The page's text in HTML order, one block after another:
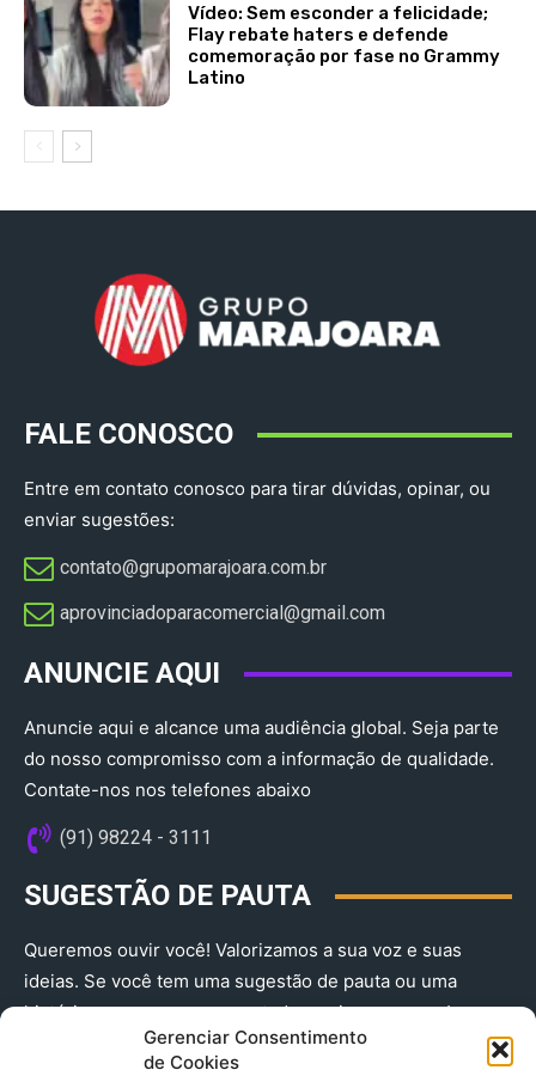
Gerenciar Consentimento
de Cookies
Vídeo: Sem esconder a felicidade;
Flay rebate haters e defende
comemoração por fase no Grammy
Latino
FALE CONOSCO
Entre em contato conosco para tirar dúvidas, opinar, ou
enviar sugestões:
contato@grupomarajoara.com.br
aprovinciadoparacomercial@gmail.com​
ANUNCIE AQUI
Anuncie aqui e alcance uma audiência global. Seja parte
do nosso compromisso com a informação de qualidade.
Contate-nos nos telefones abaixo
(91) 98224 - 3111
SUGESTÃO DE PAUTA
Queremos ouvir você! Valorizamos a sua voz e suas
ideias. Se você tem uma sugestão de pauta ou uma
história que merece ser contada, envie-nos agora!
(91) 98224 - 3111